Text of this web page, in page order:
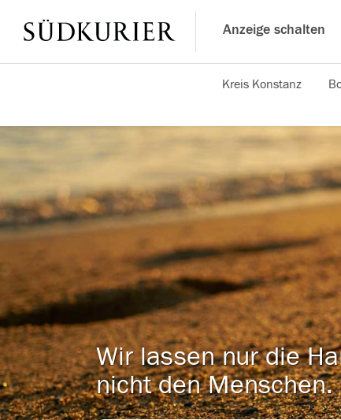
Anzeige schalten
Kreis Konstanz
Wir lassen nur die
nicht den Menschen.